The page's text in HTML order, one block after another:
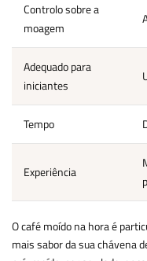
Controlo sobre a
moagem
Adequado para
iniciantes
Tempo
Experiência
O café moído na hora é
mais sabor da sua chávena